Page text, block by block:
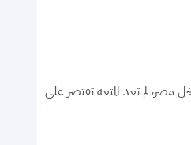
مصر، لم تعد المتعة تقتصر على